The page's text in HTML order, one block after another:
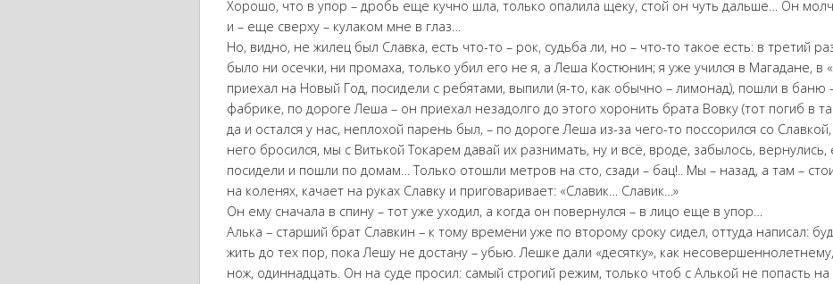
Хорошо, что в упор – дробь еще кучно шла, только опалила щеку, стой он чуть дальше… Он
и – еще сверху – кулаком мне в глаз…
Но, видно, не жилец был Славка, есть что-то – рок, судьба ли, но – что-то такое есть: в третий
было ни осечки, ни промаха, только убил его не я, а Леша Костюнин; я уже учился в Магадане, в
приехал на Новый Год, посидели с ребятами, выпили (я-то, как обычно – лимонад), пошли в баню
фабрике, по дороге Леша – он приехал незадолго до этого хоронить брата Вовку (тот погиб в
да и остался у нас, неплохой парень был, – по дороге Леша из-за чего-то поссорился со
него бросился, мы с Витькой Токарем давай их разнимать, ну и всё, вроде, забылось,
посидели и пошли по домам… Только отошли метров на сто, сзади – бац!.. Мы – назад, а там –
на коленях, качает на руках Славку и приговаривает: «Славик… Славик…»
Он ему сначала в спину – тот уже уходил, а когда он повернулся – в лицо еще в упор…
Алька – старший брат Славкин – к тому времени уже по второму сроку сидел, оттуда написал:
жить до тех пор, пока Лешу не достану – убью. Лешке дали «десятку», как
нож, одиннадцать. Он на суде просил: самый строгий режим, только чтоб с Алькой не попасть на